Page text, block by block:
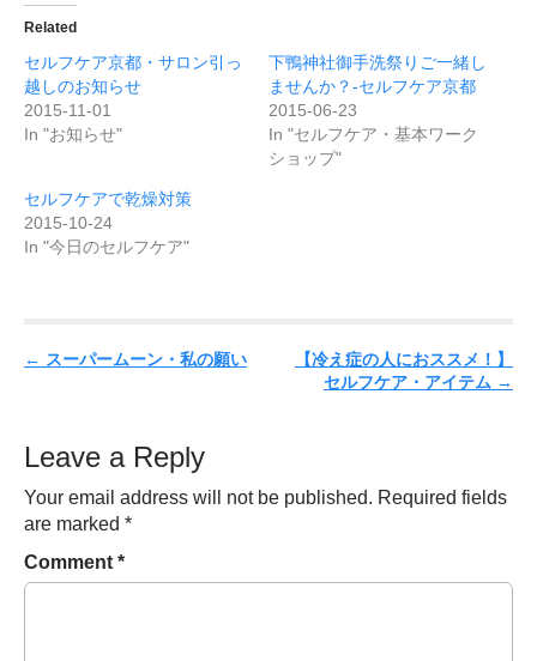
Related
セルフケア京都・サロン引っ
越しのお知らせ
2015-11-01
In "お知らせ"
下鴨神社御手洗祭りご一緒し
ませんか？-セルフケア京都
2015-06-23
In "セルフケア・基本ワーク
ショップ"
セルフケアで乾燥対策
2015-10-24
In "今日のセルフケア"
P
t
n
a
v
i
← スーパームーン・私の願い
【冷え症の人におススメ！】
セルフケア・アイテム →
Leave a Reply
Your email address will not be published. Required fields
are marked *
Comment *